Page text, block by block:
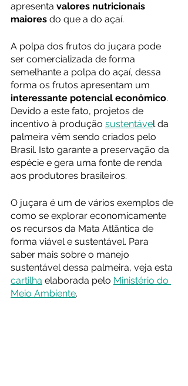
apresenta valores nutricionais
maiores do que a do açaí.
A polpa dos frutos do juçara pode
ser comercializada de forma
semelhante a polpa do açaí, dessa
forma os frutos apresentam um
interessante potencial econômico.
Devido a este fato, projetos de
incentivo à produção sustentável da
palmeira vêm sendo criados pelo
Brasil. Isto garante a preservação da
espécie e gera uma fonte de renda
aos produtores brasileiros.
O juçara é um de vários exemplos de
como se explorar economicamente
os recursos da Mata Atlântica de
forma viável e sustentável. Para
saber mais sobre o manejo
sustentável dessa palmeira, veja esta
cartilha elaborada pelo Ministério do
Meio Ambiente.